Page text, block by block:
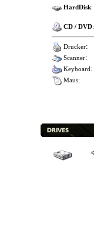
HardDisk:
CD / DVD:
Drucker:
Scanner:
Keyboard:
Maus: